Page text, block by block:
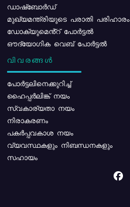
ഡാഷ്ബോർഡ്
മുഖ്യമന്ത്രിയുടെ പരാതി പരിഹാരം
ഡോക്യുമെൻ്റ് പോർട്ടൽ
ഔദ്യോഗിക വെബ് പോർട്ടൽ
വിവരങ്ങൾ
പോര്‍ട്ടലിനെക്കുറിച്ച്
ഹൈപ്പർലിങ്ക് നയം
സ്വകാര്യതാ നയം
നിരാകരണം
പകർപ്പവകാശ നയം
വ്യവസ്ഥകളും നിബന്ധനകളും
സഹായം